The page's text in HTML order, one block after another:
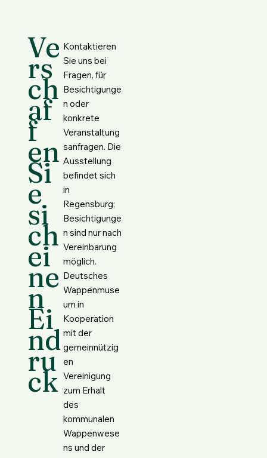
Ve
rs
ch
af
f
en
Si
e
si
ch
ei
ne
n
Ei
nd
ru
ck
Kontaktieren
Sie uns bei
Fragen, für
Besichtigunge
n oder
konkrete
Veranstaltung
sanfragen. Die
Ausstellung
befindet sich
in
Regensburg;
Besichtigunge
n sind nur nach
Vereinbarung
möglich.
Deutsches
Wappenmuse
um in
Kooperation
mit der
gemeinnützig
en
Vereinigung
zum Erhalt
des
kommunalen
Wappenwese
ns und der